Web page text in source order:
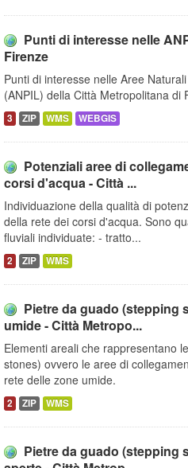
Punti di interesse nelle
Firenze
Punti di interesse nelle Aree
(ANPIL) della Città Metropolitana di
3 ZIP WMS WEBGIS
Potenziali aree di
corsi d'acqua - Città ...
Individuazione della qualità di
della rete dei corsi d'acqua. Sono
fluviali individuate: - tratto...
2 ZIP WMS
Pietre da guado (stepping
umide - Città Metropo...
Elementi areali che rappresentano
stones) ovvero le aree di
rete delle zone umide.
2 ZIP WMS
Pietre da guado (stepping